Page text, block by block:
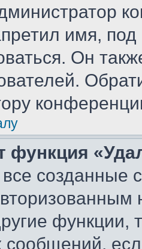
имя,
Он
функция
созданные
функции,
сообщений,